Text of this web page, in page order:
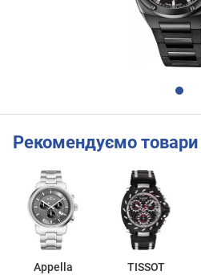
Рекомендуємо товари
Appella
TISSOT